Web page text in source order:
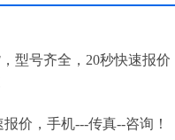
型号齐全，20秒快速报
价，手机---传真--咨询！